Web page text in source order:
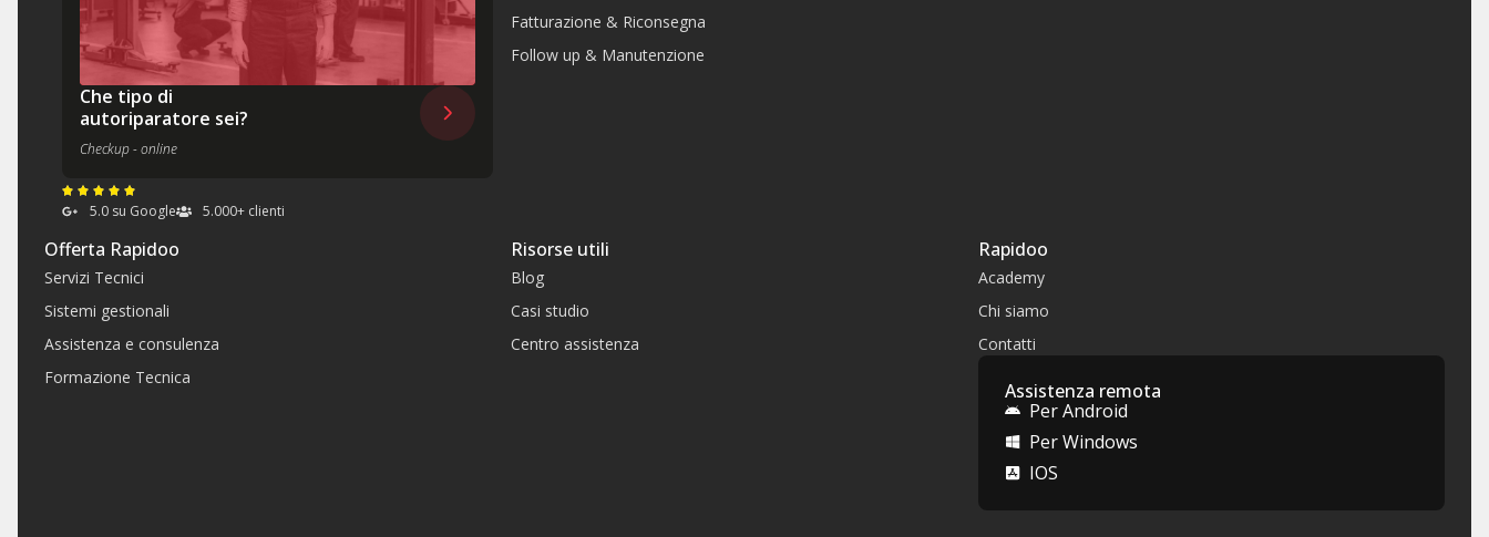
Che tipo di
autoriparatore sei?
Checkup - online
5.0 su Google 5.000+ clienti
Fatturazione & Riconsegna
Follow up & Manutenzione
Offerta Rapidoo
Servizi Tecnici
Sistemi gestionali
Assistenza e consulenza
Formazione Tecnica
Risorse utili
Blog
Casi studio
Centro assistenza
Rapidoo
Academy
Chi siamo
Contatti
Assistenza remota
Per Android
Per Windows
IOS